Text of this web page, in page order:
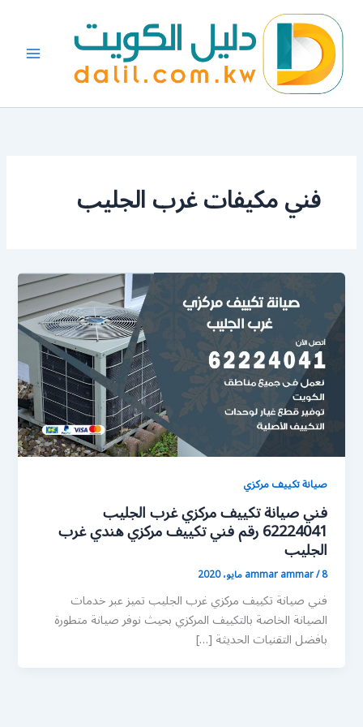
المحتوى
فني مكيفات غرب الجليب
صيانة تكييف مركزي
فني صيانة تكييف مركزي غرب الجليب
62224041 رقم فني تكييف مركزي هندي غرب
الجليب
ammar ammar/8 مايو، 2020
فني صيانة تكييف مركزي غرب الجليب تميز عبر خدمات
الصيانة الخاصة بالتكييف المركزي بحيث نوفر صيانة متطورة
بافضل التقنيات الحديثة […]